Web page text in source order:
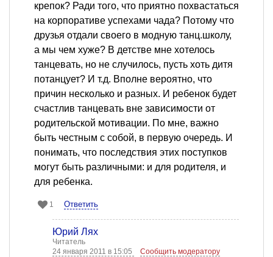
крепок? Ради того, что приятно похвастаться
на корпоративе успехами чада? Потому что
друзья отдали своего в модную танц.школу,
а мы чем хуже? В детстве мне хотелось
танцевать, но не случилось, пусть хоть дитя
потанцует? И т.д. Вполне вероятно, что
причин несколько и разных. И ребенок будет
счастлив танцевать вне зависимости от
родительской мотивации. По мне, важно
быть честным с собой, в первую очередь. И
понимать, что последствия этих поступков
могут быть различными: и для родителя, и
для ребенка.
1 Ответить
Юрий Лях
Читатель
24 января 2011 в 15:05
Сообщить модератору